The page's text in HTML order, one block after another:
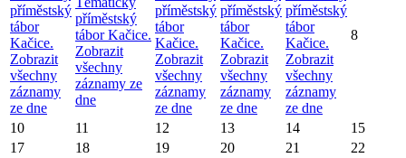
příměstský
tábor
Kačice.
Zobrazit
všechny
záznamy
ze dne
příměstský
tábor Kačice.
Zobrazit
všechny
záznamy ze
dne
příměstský
tábor
Kačice.
Zobrazit
všechny
záznamy
ze dne
příměstský
tábor
Kačice.
Zobrazit
všechny
záznamy
ze dne
příměstský
tábor
Kačice.
Zobrazit
všechny
záznamy
ze dne
8
10 11 12 13 14
15
17
18 19 20 21 22